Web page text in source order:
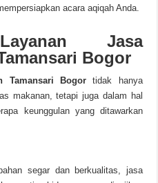
acara aqiqah Anda.
Jasa
Bogor
Tamansari Bogor tidak hanya
makanan, tetapi juga dalam hal
keunggulan yang ditawarkan
segar dan berkualitas, jasa